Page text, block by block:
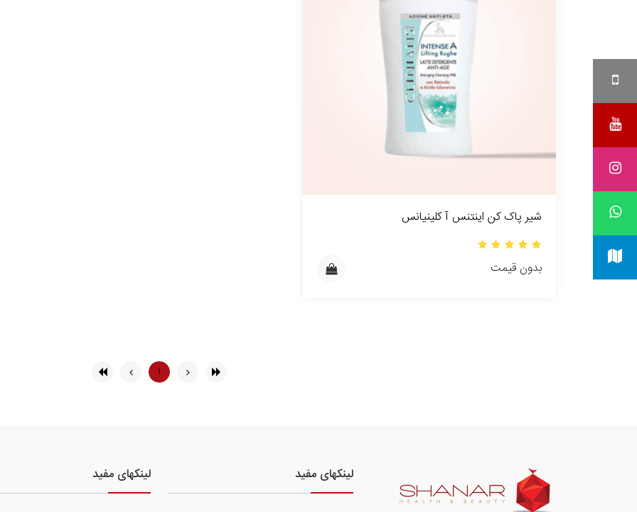
شیر پاک کن اینتنس آ کلینیانس
بدون قیمت
۱
لینکهای مفید لینکهای مفید